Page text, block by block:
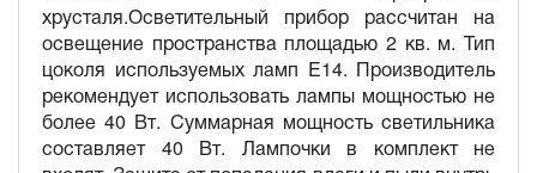
хрусталя.Осветительный прибор рассчитан на
освещение пространства площадью 2 кв. м. Тип
цоколя используемых ламп E14. Производитель
рекомендует использовать лампы мощностью не
более 40 Вт. Суммарная мощность светильника
составляет 40 Вт. Лампочки в комплект не